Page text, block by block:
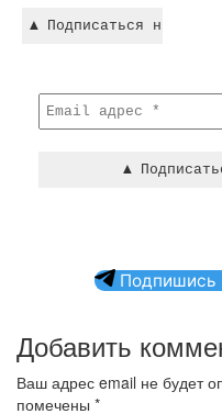
Подпишись
Добавить
Ваш адрес email не будет
помечены *